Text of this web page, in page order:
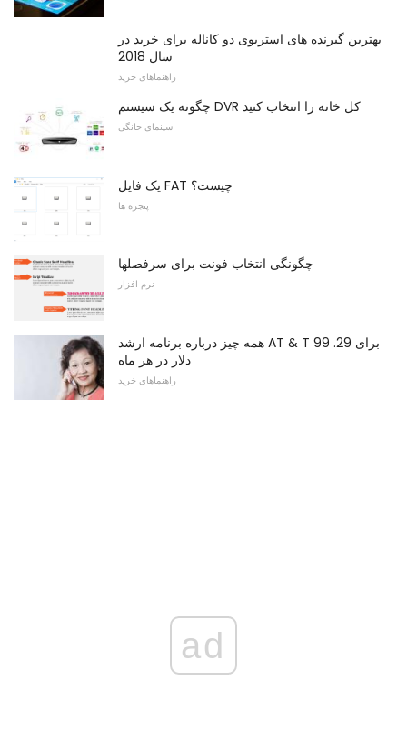
بهترین گیرنده های استریوی دو کاناله برای خرید در
سال 2018
راهنماهای خرید
چگونه یک سیستم DVR کل خانه را انتخاب کنید
سینمای خانگی
یک فایل FAT چیست؟
پنجره ها
چگونگی انتخاب فونت برای سرفصلها
نرم افزار
همه چیز درباره برنامه ارشد AT & T برای 29. 99
دلار در هر ماه
راهنماهای خرید
ad